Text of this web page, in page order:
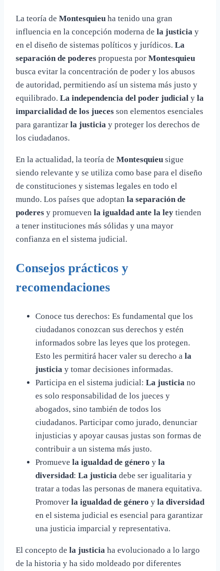
La teoría de Montesquieu ha tenido una gran
influencia en la concepción moderna de la justicia y
en el diseño de sistemas políticos y jurídicos. La
separación de poderes propuesta por Montesquieu
busca evitar la concentración de poder y los abusos
de autoridad, permitiendo así un sistema más justo y
equilibrado. La independencia del poder judicial y la
imparcialidad de los jueces son elementos esenciales
para garantizar la justicia y proteger los derechos de
los ciudadanos.
En la actualidad, la teoría de Montesquieu sigue
siendo relevante y se utiliza como base para el diseño
de constituciones y sistemas legales en todo el
mundo. Los países que adoptan la separación de
poderes y promueven la igualdad ante la ley tienden
a tener instituciones más sólidas y una mayor
confianza en el sistema judicial.
Consejos prácticos y
recomendaciones
Conoce tus derechos: Es fundamental que los
ciudadanos conozcan sus derechos y estén
informados sobre las leyes que los protegen.
Esto les permitirá hacer valer su derecho a la
justicia y tomar decisiones informadas.
Participa en el sistema judicial: La justicia no
es solo responsabilidad de los jueces y
abogados, sino también de todos los
ciudadanos. Participar como jurado, denunciar
injusticias y apoyar causas justas son formas de
contribuir a un sistema más justo.
Promueve la igualdad de género y la
diversidad: La justicia debe ser igualitaria y
tratar a todas las personas de manera equitativa.
Promover la igualdad de género y la diversidad
en el sistema judicial es esencial para garantizar
una justicia imparcial y representativa.
El concepto de la justicia ha evolucionado a lo largo
de la historia y ha sido moldeado por diferentes